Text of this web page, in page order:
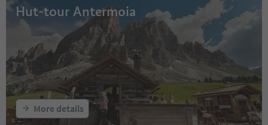
Hut-tour Antermoia
More details